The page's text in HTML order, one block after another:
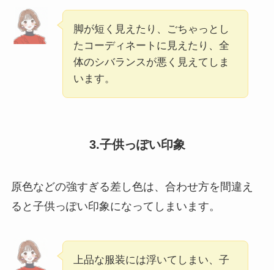
脚が短く見えたり、ごちゃっとし
たコーディネートに見えたり、全
体のシバランスが悪く見えてしま
います。
3.子供っぽい印象
原色などの強すぎる差し色は、合わせ方を間違え
ると子供っぽい印象になってしまいます。
上品な服装には浮いてしまい、子